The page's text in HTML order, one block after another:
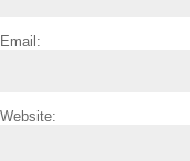
Email:
Website: